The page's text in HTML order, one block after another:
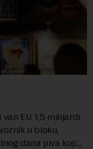
van EU 1,5 milijardi
u bloku,
dana piva koji